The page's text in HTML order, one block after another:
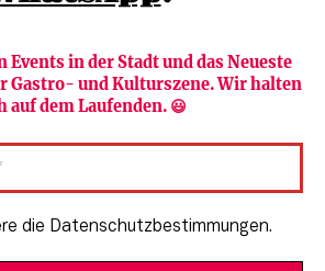
Events in der Stadt und das Neueste
Gastro- und Kulturszene. Wir halten
auf dem Laufenden. 😃
die Datenschutzbestimmungen.